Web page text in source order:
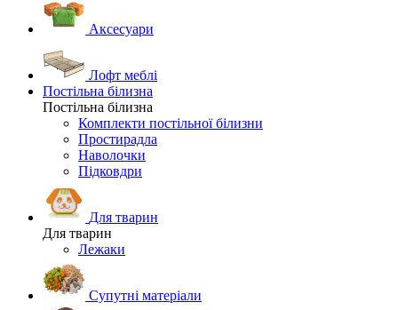
Аксесуари
Лофт меблі
Постільна білизна
Постільна білизна
Комплекти постільної білизни
Простирадла
Наволочки
Підковдри
Для тварин
Для тварин
Лежаки
Супутні матеріали